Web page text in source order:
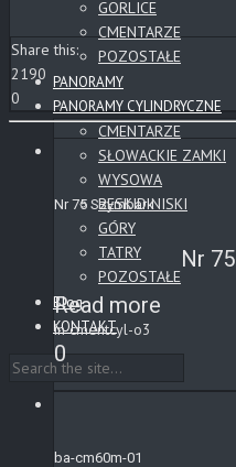
GORLICE
CMENTARZE
POZOSTAŁE
PANORAMY
PANORAMY CYLINDRYCZNE
CMENTARZE
SŁOWACKIE ZAMKI
WYSOWA
BESKID NISKI
GÓRY
TATRY
POZOSTAŁE
Blog
KONTAKT
Share this:
2190
0
Nr 75 Szymbark
Nr
Read more
in cmentcyl-o3
0
ba-cm60m-01